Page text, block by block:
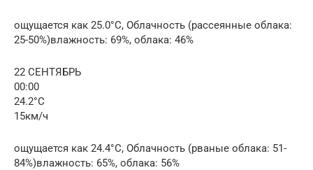
ощущается как 25.0°C, Облачность (рассеянные облака:
25-50%)влажность: 69%, облака: 46%
22 СЕНТЯБРЬ
00:00
24.2°C
15км/ч
ощущается как 24.4°C, Облачность (рваные облака: 51-
84%)влажность: 65%, облака: 56%